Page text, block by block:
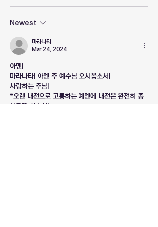
Newest
마라나타
Mar 24, 2024
아멘!
마라나타! 아멘 주 예수님 오시옵소서!
사랑하는 주님!
*오랜 내전으로 고통하는 예멘에 내전은 완전히 종
식되게 하소서!